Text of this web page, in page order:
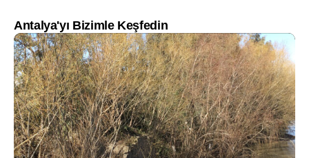
Antalya'yı Bizimle Keşfedin